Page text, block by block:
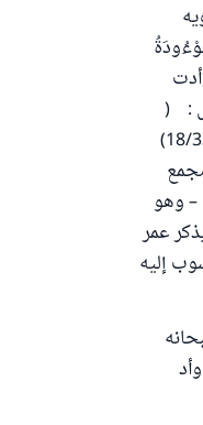
: (
أهد إن شئت عن كل واحدة منهن بدنة ) رواه البزار (1/60)، والطبراني في "المعجم الكبير " (18/337)
هذا الحديث – وهو
عمر
إليه